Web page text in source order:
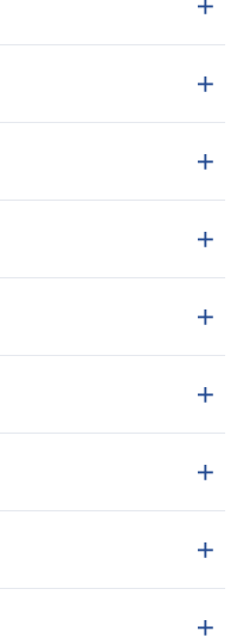
＋
＋
＋
＋
＋
＋
＋
＋